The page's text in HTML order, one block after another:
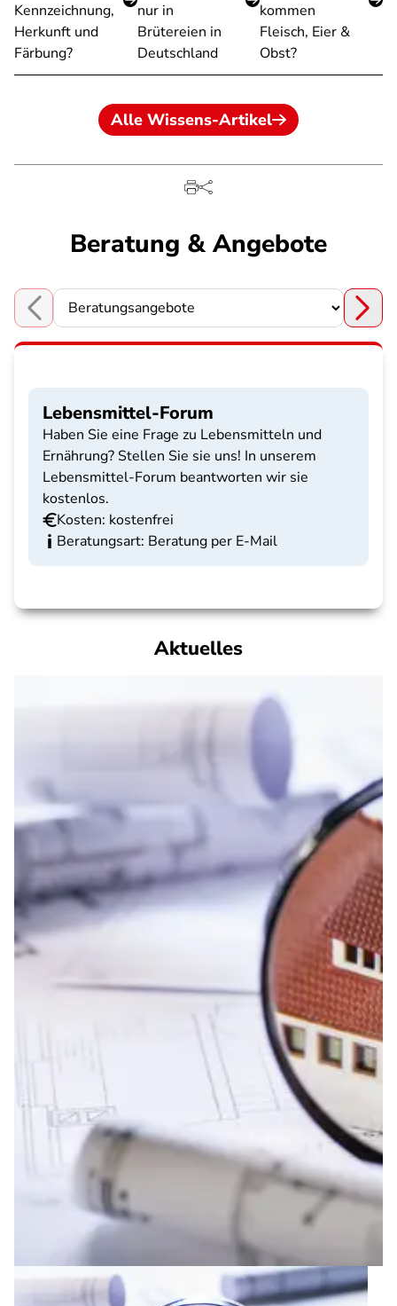
Kennzeichnung,
Herkunft und
Färbung?
nur in
Brütereien in
Deutschland
kommen
Fleisch, Eier &
Obst?
Alle Wissens-Artikel
Beratung & Angebote
Choose a section
Lebensmittel-Forum
Haben Sie eine Frage zu Lebensmitteln und
Ernährung? Stellen Sie sie uns! In unserem
Lebensmittel-Forum beantworten wir sie
kostenlos.
Kosten: kostenfrei
Beratungsart: Beratung per E-Mail
Aktuelles